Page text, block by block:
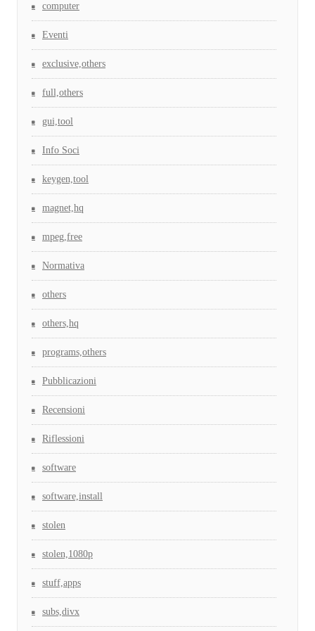
computer
Eventi
exclusive,others
full,others
gui,tool
Info Soci
keygen,tool
magnet,hq
mpeg,free
Normativa
others
others,hq
programs,others
Pubblicazioni
Recensioni
Riflessioni
software
software,install
stolen
stolen,1080p
stuff,apps
subs,divx